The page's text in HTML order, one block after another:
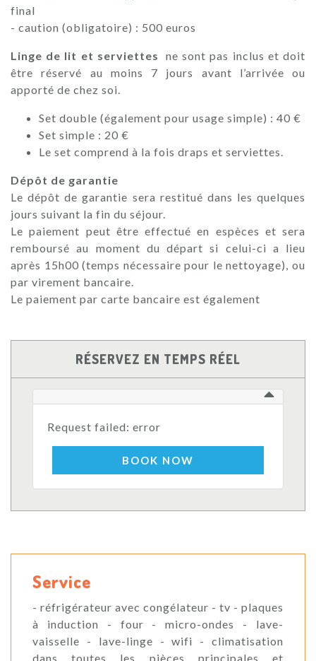
final
- caution (obligatoire) : 500 euros
Linge de lit et serviettes
ne sont pas inclus et doit
être réservé au moins 7 jours avant l’arrivée ou
apporté de chez soi.
Set double (également pour usage simple) : 40 €
Set simple : 20 €
Le set comprend à la fois draps et serviettes.
Dépôt de garantie
Le dépôt de garantie sera restitué dans les quelques
jours suivant la fin du séjour.
Le paiement peut être effectué en espèces et sera
remboursé au moment du départ si celui-ci a lieu
après 15h00 (temps nécessaire pour le nettoyage), ou
par virement bancaire.
Le paiement par carte bancaire est également
RÉSERVEZ EN TEMPS RÉEL
Request failed: error
BOOK NOW
Service
- réfrigérateur avec congélateur - tv - plaques
à induction - four - micro-ondes - lave-
vaisselle - lave-linge - wifi - climatisation
dans toutes les pièces principales et